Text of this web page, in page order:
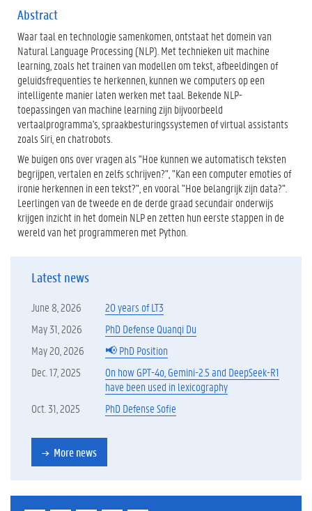
)
x
t
e
r
n
e
l
i
n
k
)
Abstract
Waar taal en technologie samenkomen, ontstaat het domein van
Natural Language Processing (NLP). Met technieken uit machine
learning, zoals het trainen van modellen om tekst, afbeeldingen of
geluidsfrequenties te herkennen, kunnen we computers op een
intelligente manier laten werken met taal. Bekende NLP-
toepassingen van machine learning zijn bijvoorbeeld
vertaalprogramma's, spraakbesturingssystemen of virtual assistants
zoals Siri, en chatrobots.
We buigen ons over vragen als "Hoe kunnen we automatisch teksten
begrijpen, vertalen en zelfs schrijven?", "Kan een computer emoties of
ironie herkennen in een tekst?", en vooral "Hoe belangrijk zijn data?”.
Leerlingen van de tweede en de derde graad secundair onderwijs
krijgen inzicht in het domein NLP en zetten hun eerste stappen in de
wereld van het programmeren met Python.
Latest news
June 8, 2026
20 years of LT3
May 31, 2026
PhD Defense Quanqi Du
May 20, 2026
📢 PhD Position
Dec. 17, 2025
On how GPT-4o, Gemini-2.5 and DeepSeek-R1
have been used in lexicography
Oct. 31, 2025
PhD Defense Sofie
More news